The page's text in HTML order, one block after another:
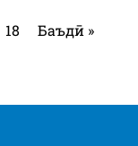
18 Баъдӣ »